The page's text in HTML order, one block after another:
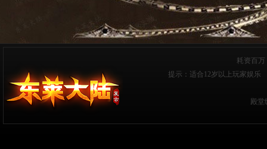
耗资百万
提示：适合12岁以上玩家娱乐
殿